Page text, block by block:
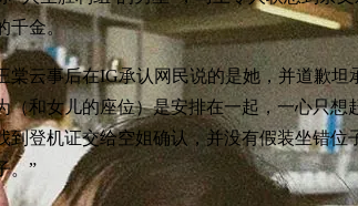
千金。
棠云事后在IG承认网民说的是她，并道歉
（和女儿的座位）是安排在一起，一心只
到登机证交给空姐确认，并没有假装坐错
。”